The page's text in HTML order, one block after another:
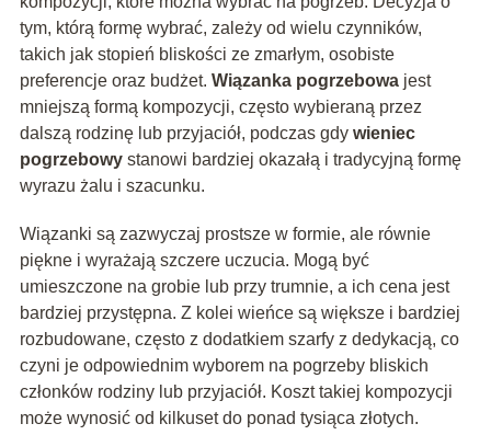
tym, którą formę wybrać, zależy od wielu czynników,
takich jak stopień bliskości ze zmarłym, osobiste
preferencje oraz budżet. Wiązanka pogrzebowajest
mniejszą formą kompozycji, często wybieraną przez
dalszą rodzinę lub przyjaciół, podczas gdy wieniec
pogrzebowystanowi bardziej okazałą i tradycyjną formę
wyrazu żalu i szacunku.
Wiązanki są zazwyczaj prostsze w formie, ale równie
piękne i wyrażają szczere uczucia. Mogą być
umieszczone na grobie lub przy trumnie, a ich cena jest
bardziej przystępna. Z kolei wieńce są większe i bardziej
rozbudowane, często z dodatkiem szarfy z dedykacją, co
czyni je odpowiednim wyborem na pogrzeby bliskich
członków rodziny lub przyjaciół. Koszt takiej kompozycji
może wynosić od kilkuset do ponad tysiąca złotych.